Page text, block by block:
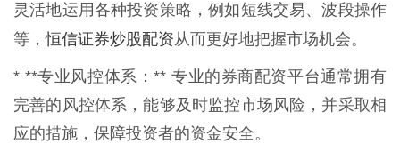
灵活地运用各种投资策略，例如短线交易、波段操作
等，恒信证券炒股配资从而更好地把握市场机会。
* **专业风控体系：** 专业的券商配资平台通常拥有
完善的风控体系，能够及时监控市场风险，并采取相
应的措施，保障投资者的资金安全。